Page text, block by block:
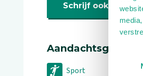
Schrijf ook een
Sport